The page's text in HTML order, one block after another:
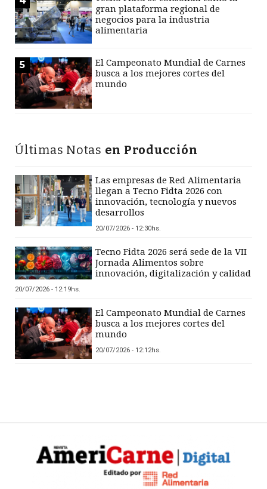
gran plataforma regional de
negocios para la industria
alimentaria
5
El Campeonato Mundial de Carnes
busca a los mejores cortes del
mundo
Últimas Notas en Producción
Las empresas de Red Alimentaria
llegan a Tecno Fidta 2026 con
innovación, tecnología y nuevos
desarrollos
20/07/2026 - 12:30hs.
Tecno Fidta 2026 será sede de la VII
Jornada Alimentos sobre
innovación, digitalización y calidad
20/07/2026 - 12:19hs.
El Campeonato Mundial de Carnes
busca a los mejores cortes del
mundo
20/07/2026 - 12:12hs.